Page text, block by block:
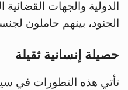
الدولية والجهات
الجنود، بينهم حاملون
حصيلة إنسانية ثقيلة
تأتي هذه التطورات في